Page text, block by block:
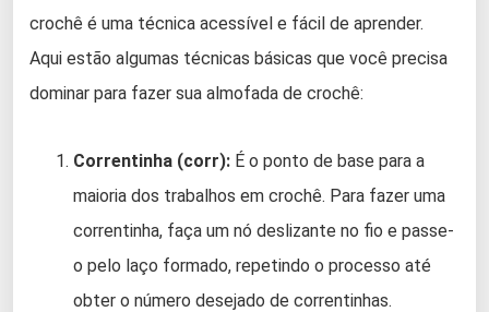
crochê é uma técnica acessível e fácil de aprender.
Aqui estão algumas técnicas básicas que você precisa
dominar para fazer sua almofada de crochê:
Correntinha (corr): É o ponto de base para a
maioria dos trabalhos em crochê. Para fazer uma
correntinha, faça um nó deslizante no fio e passe-
o pelo laço formado, repetindo o processo até
obter o número desejado de correntinhas.